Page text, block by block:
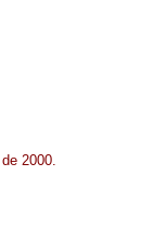
2000.